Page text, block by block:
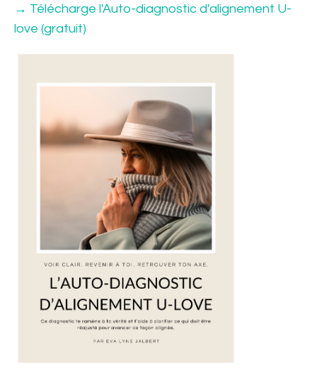
→ Télécharge l'Auto-diagnostic d'alignement U-
love (gratuit)